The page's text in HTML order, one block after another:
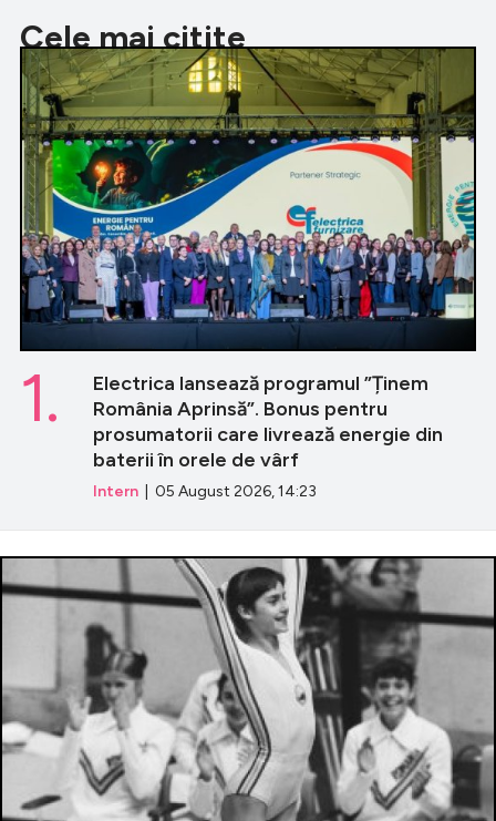
Cele mai citite
Electrica lansează programul ”Ținem
România Aprinsă”. Bonus pentru
prosumatorii care livrează energie din
baterii în orele de vârf
Intern | 05 August 2026, 14:23
1.